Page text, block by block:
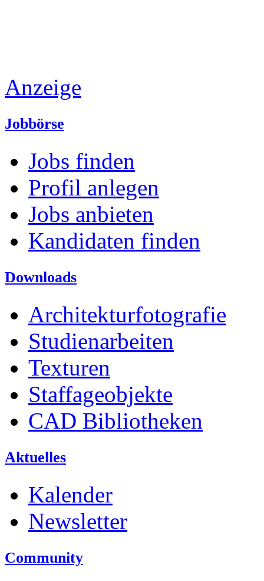
Anzeige
Jobbörse
Jobs finden
Profil anlegen
Jobs anbieten
Kandidaten finden
Downloads
Architekturfotografie
Studienarbeiten
Texturen
Staffageobjekte
CAD Bibliotheken
Aktuelles
Kalender
Newsletter
Community